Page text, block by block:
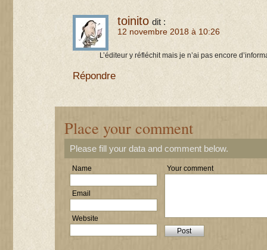
toinito dit :
12 novembre 2018 à 10:26
L’éditeur y réfléchit mais je n’ai pas encore
Répondre
Place your comment
Please fill your data and comment below.
Name
Email
Website
Your comment